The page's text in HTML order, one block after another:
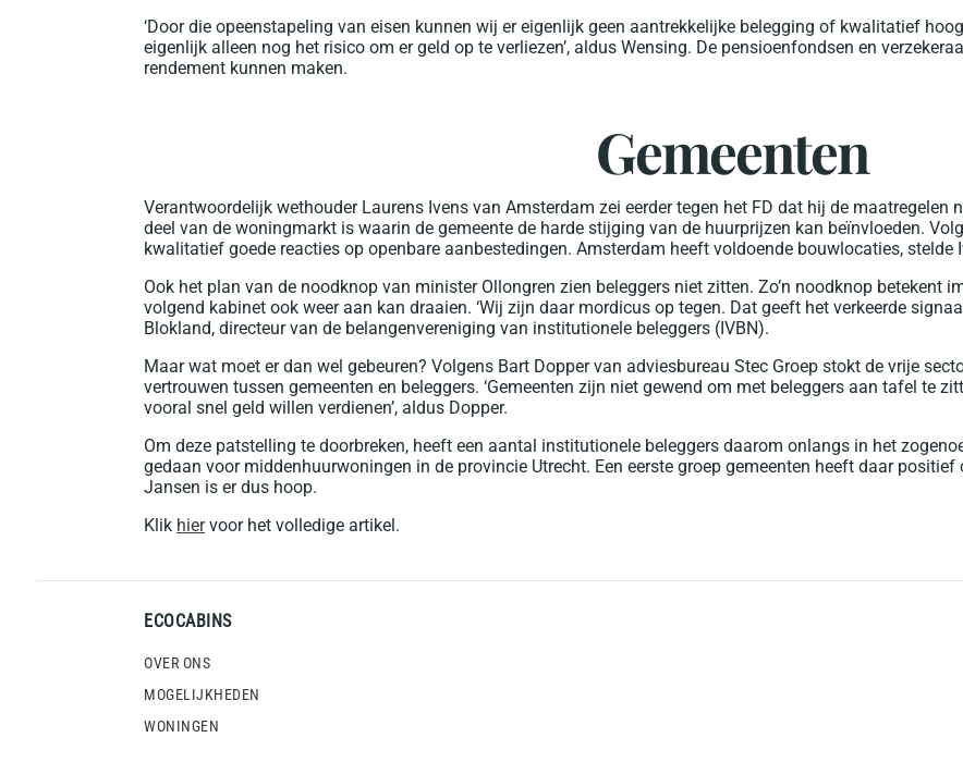
‘Door die opeenstapeling van eisen kunnen wij er eigenlijk geen aantrekkelijke belegging of kwalitatief
eigenlijk alleen nog het risico om er geld op te verliezen’, aldus Wensing. De pensioenfondsen en
rendement kunnen maken.
Gemeenten
Verantwoordelijk wethouder Laurens Ivens van Amsterdam zei eerder tegen het FD dat hij de
deel van de woningmarkt is waarin de gemeente de harde stijging van de huurprijzen kan beïnvloeden.
kwalitatief goede reacties op openbare aanbestedingen. Amsterdam heeft voldoende bouwlocaties, stelde
Ook het plan van de noodknop van minister Ollongren zien beleggers niet zitten. Zo’n noodknop betekent
volgend kabinet ook weer aan kan draaien. ‘Wij zijn daar mordicus op tegen. Dat geeft het verkeerde
Blokland, directeur van de belangenvereniging van institutionele beleggers (IVBN).
Maar wat moet er dan wel gebeuren? Volgens Bart Dopper van adviesbureau Stec Groep stokt de vrije
vertrouwen tussen gemeenten en beleggers. ‘Gemeenten zijn niet gewend om met beleggers aan tafel te
vooral snel geld willen verdienen’, aldus Dopper.
Om deze patstelling te doorbreken, heeft een aantal institutionele beleggers daarom onlangs in het
gedaan voor middenhuurwoningen in de provincie Utrecht. Een eerste groep gemeenten heeft daar
Jansen is er dus hoop.
Klik hiervoor het volledige artikel.
ECOCABINS
OVER ONS
MOGELIJKHEDEN
WONINGEN